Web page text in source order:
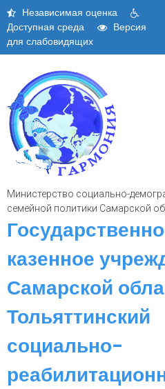
Skip
content
Независимая оценка
Доступная среда
Версия
для слабовидящих
Министерство социально-
семейной политики Самарской
казенное
Самарской
Тольяттинский
социально-